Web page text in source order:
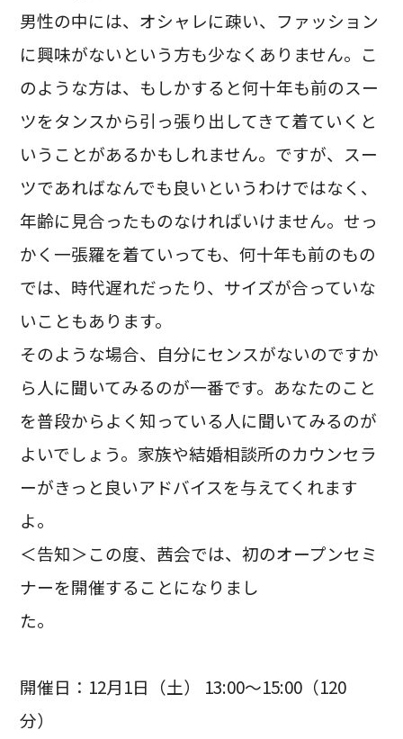
男性の中には、オシャレに疎い、ファッション
に興味がないという方も少なくありません。こ
のような方は、もしかすると何十年も前のスー
ツをタンスから引っ張り出してきて着ていくと
いうことがあるかもしれません。ですが、スー
ツであればなんでも良いというわけではなく、
年齢に見合ったものなければいけません。せっ
かく一張羅を着ていっても、何十年も前のもの
では、時代遅れだったり、サイズが合っていな
いこともあります。
そのような場合、自分にセンスがないのですか
ら人に聞いてみるのが一番です。あなたのこと
を普段からよく知っている人に聞いてみるのが
よいでしょう。家族や結婚相談所のカウンセラ
ーがきっと良いアドバイスを与えてくれます
よ。
＜告知＞この度、茜会では、初のオープンセミ
ナーを開催することになりまし
た。
開催日：12月1日（土） 13:00～15:00（120
分）